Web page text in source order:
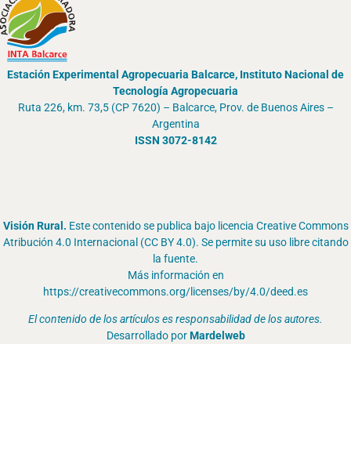
Estación Experimental Agropecuaria Balcarce, Instituto Nacional de
Tecnología Agropecuaria
Ruta 226, km. 73,5 (CP 7620) – Balcarce, Prov. de Buenos Aires –
Argentina
ISSN 3072-8142
Visión Rural. Este contenido se publica bajo licencia Creative Commons
Atribución 4.0 Internacional (CC BY 4.0). Se permite su uso libre citando
la fuente.
Más información en
https://creativecommons.org/licenses/by/4.0/deed.es
El contenido de los artículos es responsabilidad de los autores.
Desarrollado porMardelweb